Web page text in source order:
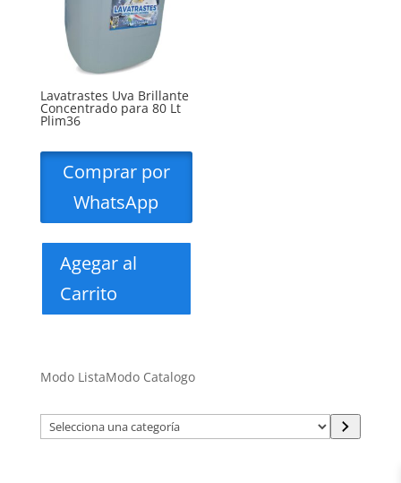
Lavatrastes Uva Brillante
Concentrado para 80 Lt
Plim36
Comprar por
WhatsApp
Agegar al
Carrito
Modo ListaModo Catalogo
Selecciona
una